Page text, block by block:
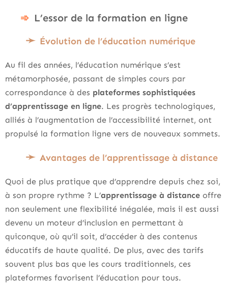
L’essor de la formation en ligne
Évolution de l’éducation numérique
Au fil des années, l’éducation numérique s’est
métamorphosée, passant de simples cours par
correspondance à des plateformes sophistiquées
d’apprentissage en ligne. Les progrès technologiques,
alliés à l’augmentation de l’accessibilité internet, ont
propulsé la formation ligne vers de nouveaux sommets.
Avantages de l’apprentissage à distance
Quoi de plus pratique que d’apprendre depuis chez soi,
à son propre rythme ? L’apprentissage à distance offre
non seulement une flexibilité inégalée, mais il est aussi
devenu un moteur d’inclusion en permettant à
quiconque, où qu’il soit, d’accéder à des contenus
éducatifs de haute qualité. De plus, avec des tarifs
souvent plus bas que les cours traditionnels, ces
plateformes favorisent l’éducation pour tous.